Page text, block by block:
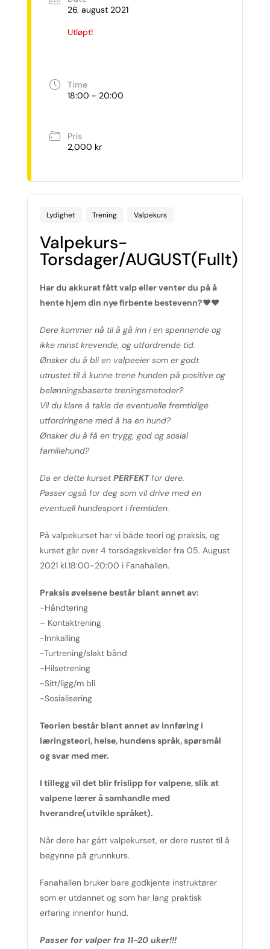
26. august 2021
Utløpt!
Time
18:00 - 20:00
Pris
2,000 kr
Lydighet Trening Valpekurs
Valpekurs-
Torsdager/AUGUST(Fullt)
Har du akkurat fått valp eller venter du på å
hente hjem din nye firbente bestevenn?♥♥
Dere kommer nå til å gå inn i en spennende og
ikke minst krevende, og utfordrende tid.
Ønsker du å bli en valpeeier som er godt
utrustet til å kunne trene hunden på positive og
belønningsbaserte treningsmetoder?
Vil du klare å takle de eventuelle fremtidige
utfordringene med å ha en hund?
Ønsker du å få en trygg, god og sosial
familiehund?
Da er dette kursetPERFEKTfor dere.
Passer også for deg som vil drive med en
eventuell hundesport i fremtiden.
På valpekurset har vi både teori og praksis, og
kurset går over 4 torsdagskvelder fra 05. August
2021 kl.18:00-20:00 i Fanahallen.
Praksis øvelsene består blant annet av:
-Håndtering
– Kontaktrening
-Innkalling
-Turtrening/slakt bånd
-Hilsetrening
-Sitt/ligg/m bli
-Sosialisering
Teorien består blant annet av innføring i
læringsteori, helse, hundens språk, spørsmål
og svar med mer.
I tillegg vil det blir frislipp for valpene, slik at
valpene lærer å samhandle med
hverandre(utvikle språket).
Når dere har gått valpekurset, er dere rustet til å
begynne på grunnkurs.
Fanahallen bruker bare godkjente instruktører
som er utdannet og som har lang praktisk
erfaring innenfor hund.
Passer for valper fra 11-20 uker!!!